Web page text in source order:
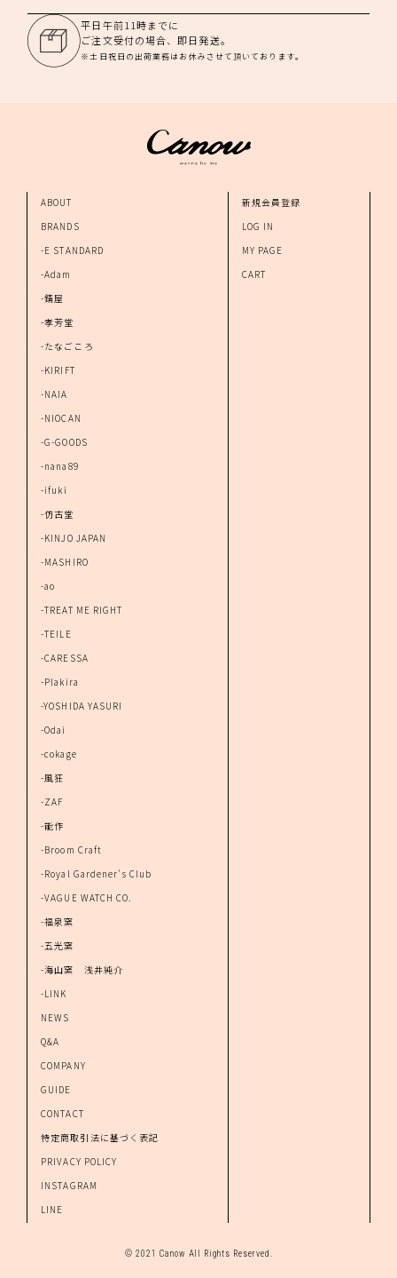
平日午前11時までに
ご注文受付の場合、即日発送。
※土日祝日の出荷業務はお休みさせて頂いております。
ABOUT
BRANDS
-E STANDARD
-Adam
-錆屋
-孝芳堂
-たなごころ
-KIRIFT
-NAIA
-NIOCAN
-G-GOODS
-nana89
-ifuki
-仿古堂
-KINJO JAPAN
-MASHIRO
-ao
-TREAT ME RIGHT
-TEILE
-CARESSA
-Plakira
-YOSHIDA YASURI
-Odai
-cokage
-風狂
-ZAF
-能作
-Broom Craft
-Royal Gardener's Club
-VAGUE WATCH CO.
-福泉窯
-五光窯
-海山窯 浅井純介
-LINK
NEWS
Q&A
COMPANY
GUIDE
CONTACT
特定商取引法に基づく表記
PRIVACY POLICY
INSTAGRAM
LINE
新規会員登録
LOG IN
MY PAGE
CART
© 2021 Canow All Rights Reserved.